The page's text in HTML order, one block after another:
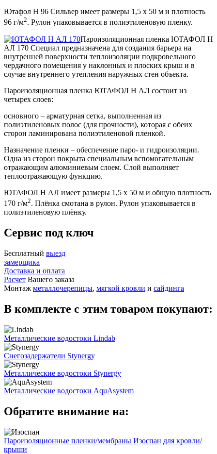
Ютафол Н 96 Сильвер имеет размеры 1,5 х 50 м и плотность
96 г/м2. Рулон упаковывается в полиэтиленовую пленку.
Пароизоляционная пленка ЮТАФОЛ Н
АЛ 170 Специал предназначена для создания барьера на
внутренней поверхности теплоизоляции подкровельного
чердачного помещения у наклонных и плоских крыш и в
случае внутреннего утепления наружных стен объекта.
Пароизоляционная пленка ЮТАФОЛ Н АЛ состоит из
четырех слоев:
основного – арматурная сетка, выполненная из
полиэтиленовых полос (для прочности), которая с обеих
сторон ламинирована полиэтиленовой пленкой.
Назначение пленки – обеспечение паро- и гидроизоляции.
Одна из сторон покрыта специальным вспомогательным
отражающим алюминиевым слоем. Слой выполняет
теплоотражающую функцию.
ЮТАФОЛ Н АЛ имеет размеры 1,5 х 50 м и общую плотность
170 г/м2. Плёнка смотана в рулон. Рулон упаковывается в
полиэтиленовую плёнку.
Сервис под ключ
Бесплатный выезд
замерщика
Доставка и оплата
Расчет Вашего заказа
Монтаж металлочерепицы, мягкой кровли и сайдинга
В комплекте с этим товаром покупают:
Металлические водостоки Lindab
Снегозадержатели Stynergy
Металлические водостоки Stynergy
Металлические водостоки AquAsystem
Обратите внимание на:
Пароизоляционные пленки/мембраны Изоспан для кровли/
крыши